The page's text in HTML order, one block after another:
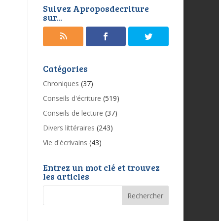
Suivez Aproposdecriture
sur...
Catégories
Chroniques (37)
Conseils d'écriture (519)
Conseils de lecture (37)
Divers littéraires (243)
Vie d'écrivains (43)
Entrez un mot clé et trouvez
les articles